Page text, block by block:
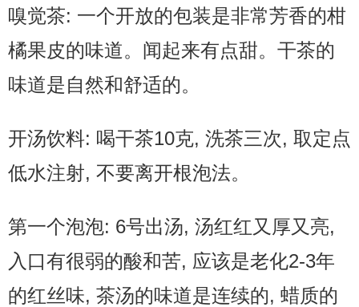
嗅觉茶: 一个开放的包装是非常芳香的柑
橘果皮的味道。闻起来有点甜。干茶的
味道是自然和舒适的。
开汤饮料: 喝干茶10克, 洗茶三次, 取定点
低水注射, 不要离开根泡法。
第一个泡泡: 6号出汤, 汤红红又厚又亮,
入口有很弱的酸和苦, 应该是老化2-3年
的红丝味, 茶汤的味道是连续的, 蜡质的